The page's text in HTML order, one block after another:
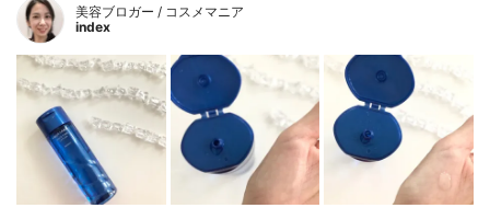
美容ブロガー / コスメマニア
index